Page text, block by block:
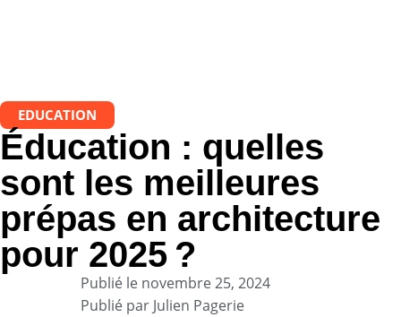
EDUCATION
Éducation : quelles
sont les meilleures
prépas en architecture
pour 2025 ?
Publié le novembre 25, 2024
Publié par Julien Pagerie